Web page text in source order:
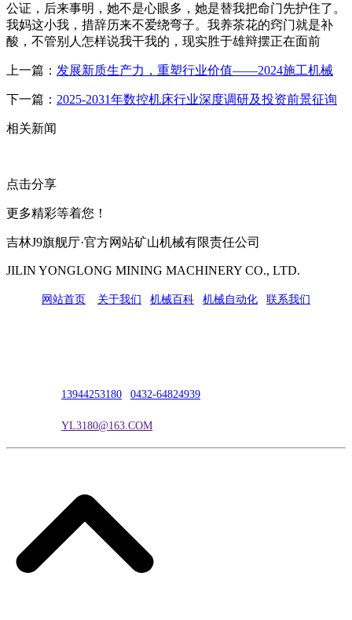
公证，后来事明，她不是心眼多，她是替我把命门先护住了。
我妈这小我，措辞历来不爱绕弯子。我养茶花的窍门就是补
酸，不管别人怎样说我干我的，现实胜于雄辩摆正在面前
上一篇： 发展新质生产力，重塑行业价值——2024施工机械
下一篇： 2025-2031年数控机床行业深度调研及投资前景征询
相关新闻
点击分享
更多精彩等着您！
吉林J9旗舰厅·官方网站矿山机械有限责任公司
JILIN YONGLONG MINING MACHINERY CO., LTD.
网站首页 关于我们 机械百科 机械自动化 联系我们
13944253180 0432-64824939
YL3180@163.COM